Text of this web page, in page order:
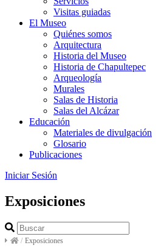
Visitas guiadas
El Museo
Quiénes somos
Arquitectura
Historia del Museo
Historia de Chapultepec
Arqueología
Murales
Salas de Historia
Salas del Alcázar
Educación
Materiales de divulgación
Glosario
Publicaciones
Iniciar Sesión
Exposiciones
/ Exposiciones